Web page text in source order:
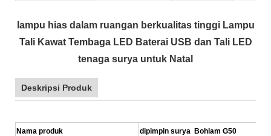
lampu hias dalam ruangan berkualitas tinggi Lampu
Tali Kawat Tembaga LED Baterai USB dan Tali LED
tenaga surya untuk Natal
Deskripsi Produk
Nama produk dipimpin surya Bohlam G50